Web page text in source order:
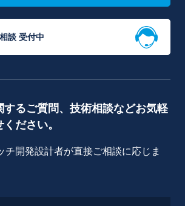
談 受付中
するご質問、技術相談などお気軽
ださい。
チ開発設計者が直接ご相談に応じま